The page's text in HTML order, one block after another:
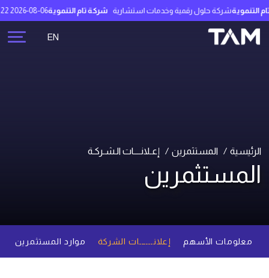
شركة حلول رقمية وخدمات استشارية شركة تام التنموية2026-08-06 02:43:22
EN
الرئيسية المستثمرين إعـلانــــات الـشـركـة
المستثمرين
معلومات الأسهم إعلانــــــات الشركة موارد المستثمرين